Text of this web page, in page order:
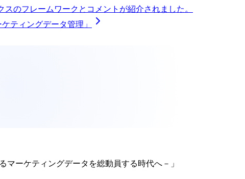
のフレームワークとコメントが紹介されました。
ティングデータ管理」
ーケティングデータを総動員する時代へ－」